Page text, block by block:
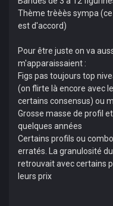
Thème trèèès sympa
est d'accord)
Pour être juste on va
m'apparaissaient :
Figs pas toujours top
(on flirte là encore avec
certains consensus) ou
Grosse masse de profil
quelques années
Certains profils ou
erratés. La granulosité
retrouvait avec certains
leurs prix